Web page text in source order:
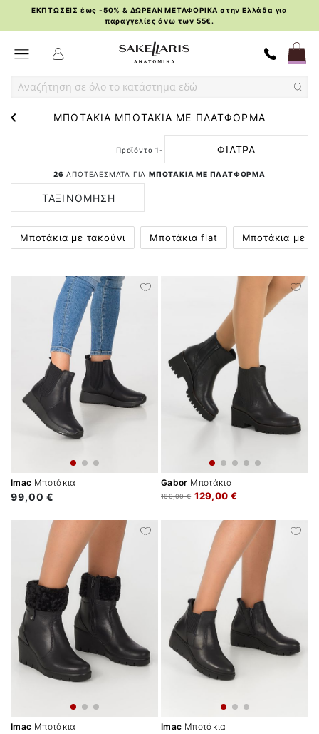
ΕΚΠΤΩΣΕΙΣ έως -50% & ΔΩΡΕΑΝ ΜΕΤΑΦΟΡΙΚΑ στην Ελλάδα για
παραγγελίες άνω των 55€.
ΜΠΟΤΑΚΙΑ ΜΠΟΤΑΚΙΑ ΜΕ ΠΛΑΤΦΟΡΜΑ
Προϊόντα1-24
26 ΑΠΟΤΕΛΕΣΜΑΤΑ ΓΙΑΜΠΟΤΑΚΙΑ ΜΕ ΠΛΑΤΦΟΡΜΑ
ΤΑΞΙΝΟΜΗΣΗ
ΚΑΤΑ
Μποτάκια με τακούνι Μποτάκια flat Μποτάκια με
Imac Μποτάκια
99,00 €
Gabor Μποτάκια
129,00 €
160,00 €
Imac Μποτάκια Imac Μποτάκια
ΦΙΛΤΡΑ